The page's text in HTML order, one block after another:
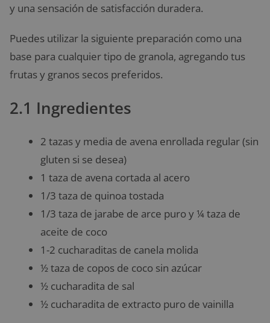
y una sensación de satisfacción duradera.
Puedes utilizar la siguiente preparación como una
base para cualquier tipo de granola, agregando tus
frutas y granos secos preferidos.
2.1 Ingredientes
2 tazas y media de avena enrollada regular (sin
gluten si se desea)
1 taza de avena cortada al acero
1/3 taza de quinoa tostada
1/3 taza de jarabe de arce puro y ¼ taza de
aceite de coco
1-2 cucharaditas de canela molida
½ taza de copos de coco sin azúcar
½ cucharadita de sal
½ cucharadita de extracto puro de vainilla